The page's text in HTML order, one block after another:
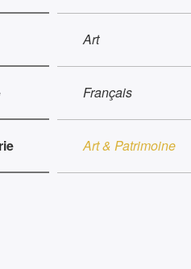
Art
Français
Art & Patrimoine